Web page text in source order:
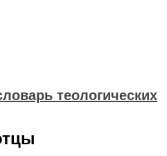
теологических